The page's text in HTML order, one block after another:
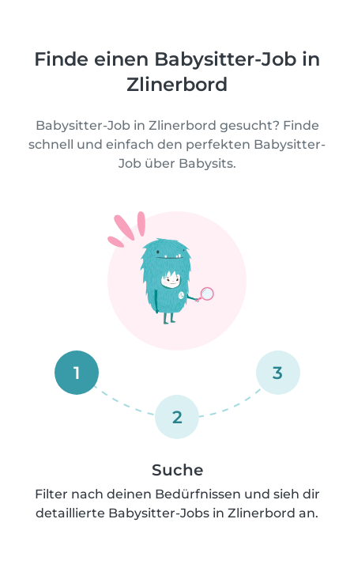
Finde einen Babysitter-Job in
Zlinerbord
Babysitter-Job in Zlinerbord gesucht? Finde
schnell und einfach den perfekten Babysitter-
Job über Babysits.
1
2
3
Suche
Filter nach deinen Bedürfnissen und sieh dir
detaillierte Babysitter-Jobs in Zlinerbord an.